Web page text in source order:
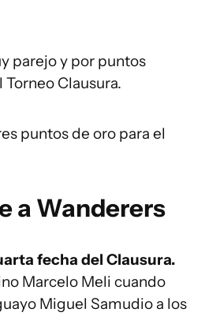
parejo y por puntos
Clausura.
puntos de oro para el
a Wanderers
fecha del Clausura.
Marcelo Meli cuando
Miguel Samudio a los